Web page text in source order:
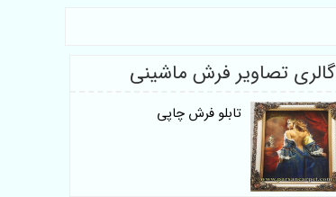
گالری تصاویر فرش ماشینی
تابلو فرش چاپی